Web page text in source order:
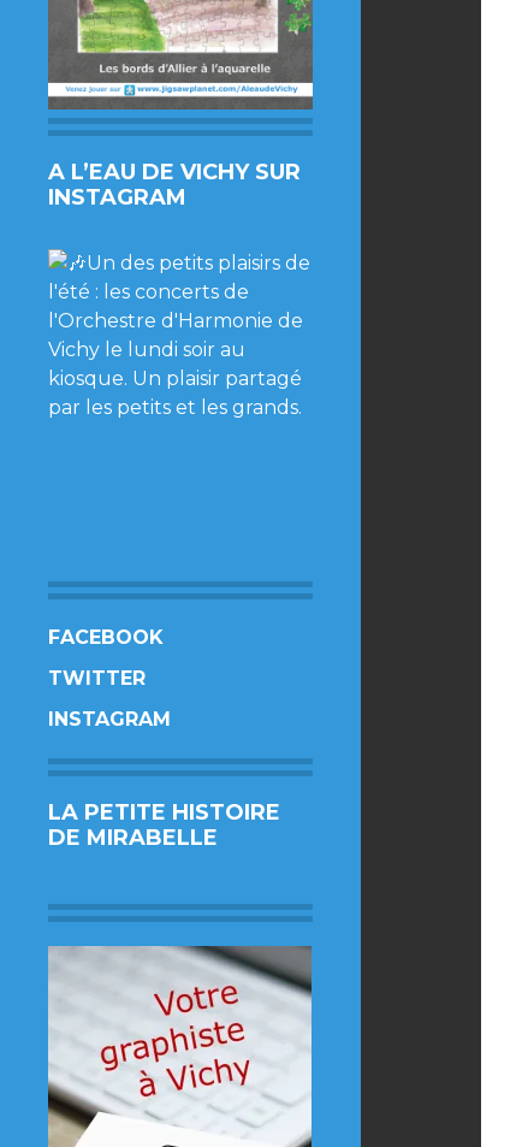
A L’EAU DE VICHY SUR
INSTAGRAM
FACEBOOK
TWITTER
INSTAGRAM
LA PETITE HISTOIRE
DE MIRABELLE